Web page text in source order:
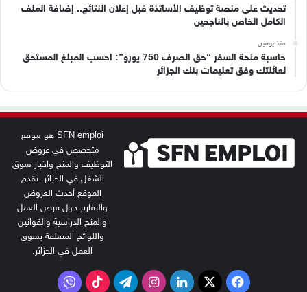
تحديث على منصة توظيف الأساتذة قبل إعلان النتائج.. إضافة الملف
الكامل الخاص بالناجحين
منذ يومين
حاسبة منحة السفر “حق الصرف 750 يورو”: احسب المبلغ المستحق
لعائلتك وفق تعليمات بنك الجزائر
SFN emploi هو موقع
متخصص في عروض
التوظيف والمنح واخبار سوق
الشغل في الجزائر. يقدم
الموقع أحدث العروض
والتقارير حول فرص العمل
والمنح الدراسية والقوانين
واللوائح المتعلقة بسوق
العمل في الجزائر.
فيسبوك
‫X لينكدإنانستقرامتيلقرام‫TikTokفايبر